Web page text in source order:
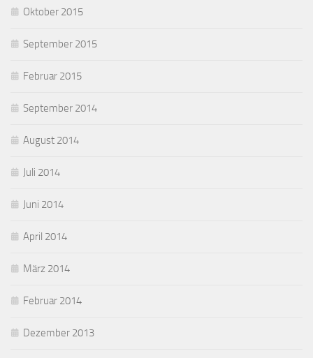
Oktober 2015
September 2015
Februar 2015
September 2014
August 2014
Juli 2014
Juni 2014
April 2014
März 2014
Februar 2014
Dezember 2013